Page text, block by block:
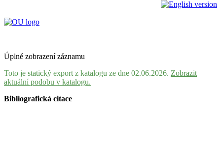
Úplné zobrazení záznamu
Toto je statický export z katalogu ze dne 02.06.2026. Zobrazit
aktuální podobu v katalogu.
Bibliografická citace